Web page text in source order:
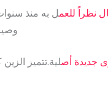
نظراً للعمل به منذ
جديدة أصلية.تتميز